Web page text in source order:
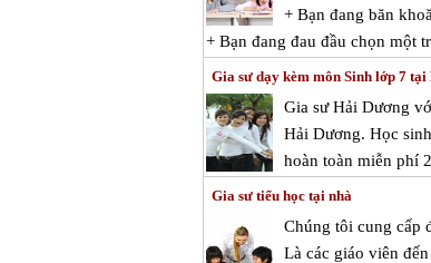
+ Bạn đang băn
+ Bạn đang đau đầu chọn một
Gia sư dạy kèm môn Sinh lớp 7
Gia sư Hải Dương
Hải Dương. Học
hoàn toàn miễn phí
Gia sư tiểu học tại nhà
Chúng tôi cung cấp
Là các giáo viên